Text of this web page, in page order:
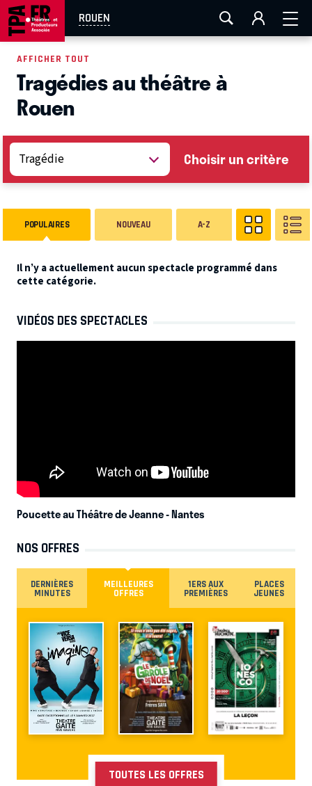
ROUEN
AIX-MARSEILLE LA ROCHELLE
EN TOURNÉE
AFFICHER TOUT
Tragédies au théâtre à
Rouen
Choisir un critère
POPULAIRES NOUVEAU A-Z
Il n’y a actuellement aucun spectacle programmé dans
cette catégorie.
VIDÉOS DES SPECTACLES
Poucette au Théâtre de Jeanne- Nantes
NOS OFFRES
DERNIÈRES
MINUTES
MEILLEURES
OFFRES
1ERS AUX
PREMIÈRES
PLACES
JEUNES
TOUTES LES OFFRES